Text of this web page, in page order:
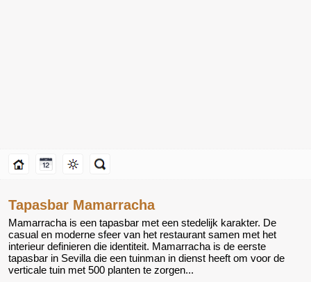
Tapasbar Mamarracha
Mamarracha is een tapasbar met een stedelijk karakter. De
casual en moderne sfeer van het restaurant samen met het
interieur definieren die identiteit. Mamarracha is de eerste
tapasbar in Sevilla die een tuinman in dienst heeft om voor de
verticale tuin met 500 planten te zorgen...